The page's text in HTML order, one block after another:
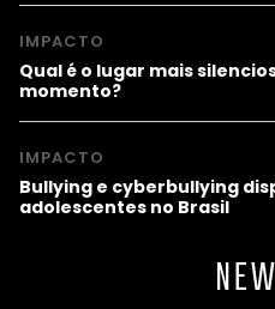
IMPACTO
Qual é o lugar mais
momento?
IMPACTO
Bullying e cyberbullying
adolescentes no Brasil